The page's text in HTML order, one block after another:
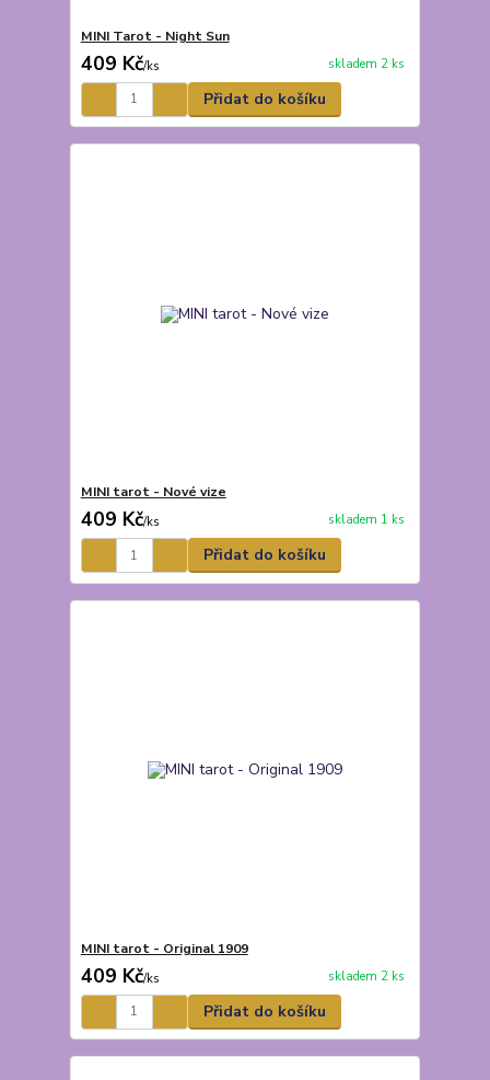
MINI Tarot - Night Sun
409 Kč/ks skladem 2 ks
Přidat do košíku
MINI tarot - Nové vize
409 Kč/ks skladem 1 ks
Přidat do košíku
MINI tarot - Original 1909
409 Kč/ks skladem 2 ks
Přidat do košíku